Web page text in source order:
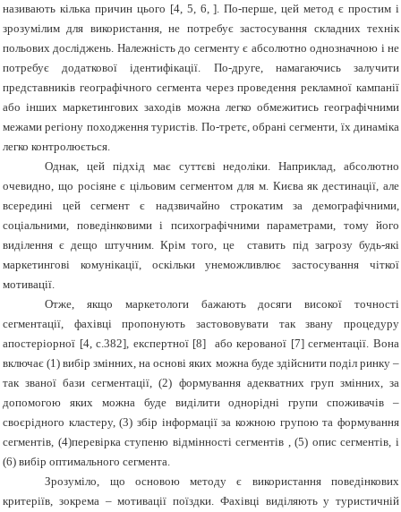
називають кілька причин цього [4, 5, 6, ]. По-перше, цей метод є простим і
зрозумілим для використання, не потребує застосування складних технік
польових досліджень. Належність до сегменту є абсолютно однозначною і не
потребує додаткової ідентифікації. По-друге, намагаючись залучити
представників географічного сегмента через проведення рекламної кампанії
або інших маркетингових заходів можна легко обмежитись географічними
межами регіону походження туристів. По-третє, обрані сегменти, їх динаміка
легко контролюється.
Однак, цей підхід має суттєві недоліки. Наприклад, абcолютно
очевидно, що росіяне є цільовим сегментом для м. Києва як дестинації, але
всередині цей сегмент є надзвичайно строкатим за демографічними,
соціальними, поведінковими і психографічними параметрами, тому його
виділення є дещо штучним. Крім того, це ставить під загрозу будь-які
маркетингові
комунікації, оскільки унеможливлює застосування чіткої
мотивації.
Отже, якщо маркетологи бажають досяги високої точності
сегментації, фахівці пропонують застововувати так звану процедуру
апостеріорної [4,c .382], експертної [8] або керованої [7] сегментації. Вона
включає (1) вибір змінних, на основі яких можна буде здійснити поділ ринку –
так званої бази сегментації, (2) формування адекватних груп змінних, за
допомогою яких можна буде виділити однорідні групи споживачів –
своєрідного кластеру, (3) збір інформації за кожною групою та формування
сегментів, (4)перевірка ступеню відмінності сегментів , (5) опис сегментів, і
(6) вибір оптимального сегмента.
Зрозуміло, що основою методу є використання поведінкових
критеріїв, зокрема – мотивації поїздки. Фахівці виділяють у туристичній